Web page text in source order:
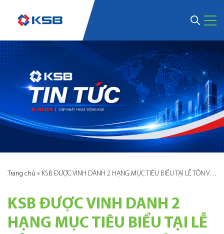
Trang chủ » KSB ĐƯỢC VINH DANH 2 HẠNG MỤC TIÊU BIỂU TẠI LỄ TÔN VINH DOANH NHÂN BÌNH DƯƠNG 2024
KSB ĐƯỢC VINH DANH 2
HẠNG MỤC TIÊU BIỂU TẠI LỄ